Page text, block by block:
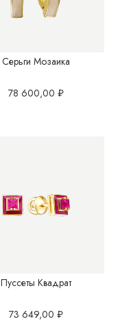
Серьги Мозаика
78 600,00 ₽
Пуссеты Квадрат
73 649,00 ₽